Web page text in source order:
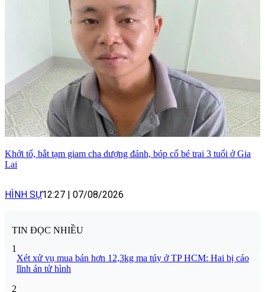
Khởi tố, bắt tạm giam cha dượng đánh, bóp cổ bé trai 3 tuổi ở Gia
Lai
HÌNH SỰ12:27 | 07/08/2026
TIN ĐỌC NHIỀU
1
Xét xử vụ mua bán hơn 12,3kg ma túy ở TP HCM: Hai bị cáo
lĩnh án tử hình
2